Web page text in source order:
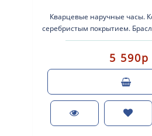
Кварцевые наручные часы.
серебристым покрытием.
сталь. Стекло:
5 590р